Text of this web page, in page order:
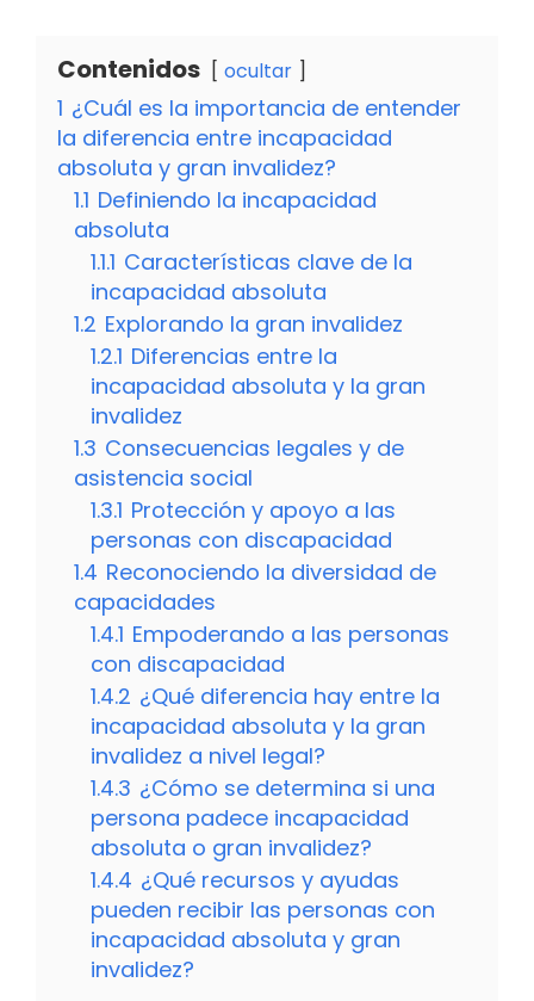
Contenidos ocultar
1 ¿Cuál es la importancia de entender
la diferencia entre incapacidad
absoluta y gran invalidez?
1.1 Definiendo la incapacidad
absoluta
1.1.1 Características clave de la
incapacidad absoluta
1.2 Explorando la gran invalidez
1.2.1 Diferencias entre la
incapacidad absoluta y la gran
invalidez
1.3 Consecuencias legales y de
asistencia social
1.3.1 Protección y apoyo a las
personas con discapacidad
1.4 Reconociendo la diversidad de
capacidades
1.4.1 Empoderando a las personas
con discapacidad
1.4.2 ¿Qué diferencia hay entre la
incapacidad absoluta y la gran
invalidez a nivel legal?
1.4.3 ¿Cómo se determina si una
persona padece incapacidad
absoluta o gran invalidez?
1.4.4 ¿Qué recursos y ayudas
pueden recibir las personas con
incapacidad absoluta y gran
invalidez?